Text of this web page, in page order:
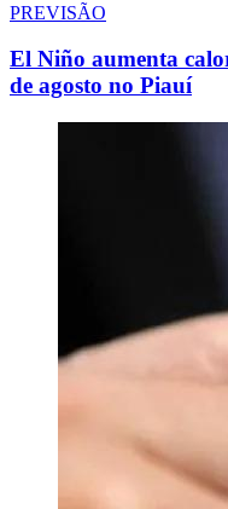
PREVISÃO
El Niño aumenta
de agosto no Piauí